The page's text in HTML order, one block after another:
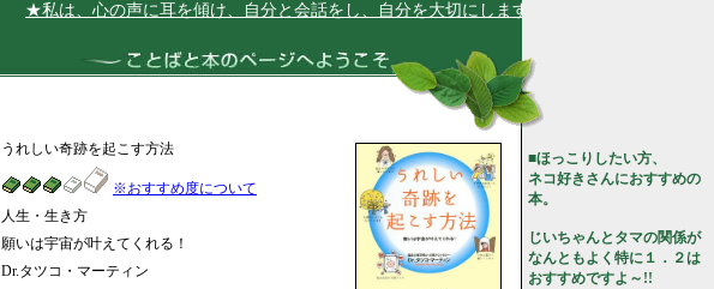
★私は、心の声に耳を傾け、自分と会話をし、自分を大切にします★
うれしい奇跡を起こす方法
※おすすめ度について
人生・生き方
願いは宇宙が叶えてくれる！
Dr.タツコ・マーティン
■ほっこりしたい方、
ネコ好きさんにおすすめの
本。
じいちゃんとタマの関係が
なんともよく特に１．２は
おすすめですよ～!!